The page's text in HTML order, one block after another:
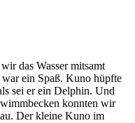
das Wasser mitsamt
ein Spaß. Kuno hüpfte
sei er ein Delphin. Und
konnten wir
Der kleine Kuno im